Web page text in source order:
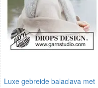
Luxe gebreide balaclava met